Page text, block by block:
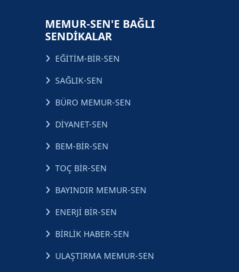
MEMUR-SEN'E BAĞLI
SENDİKALAR
EĞİTİM-BİR-SEN
SAĞLIK-SEN
BÜRO MEMUR-SEN
DİYANET-SEN
BEM-BİR-SEN
TOÇ BİR-SEN
BAYINDIR MEMUR-SEN
ENERJİ BİR-SEN
BİRLİK HABER-SEN
ULAŞTIRMA MEMUR-SEN